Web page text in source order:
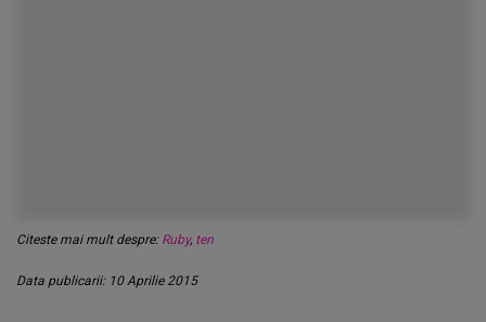
Citeste mai mult despre: Ruby, ten
Data publicarii: 10 Aprilie 2015